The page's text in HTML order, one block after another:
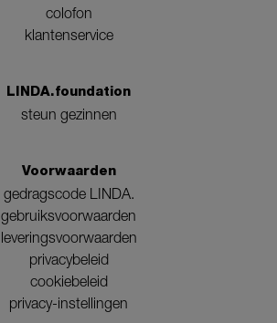
colofon
klantenservice
LINDA.foundation
steun gezinnen
Voorwaarden
gedragscode LINDA.
gebruiksvoorwaarden
leveringsvoorwaarden
privacybeleid
cookiebeleid
privacy-instellingen